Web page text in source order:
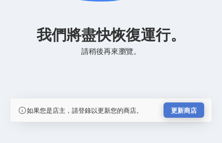
我們將盡快恢復運行。
請稍後再來瀏覽。
如果您是店主，請登錄以更新您的商店。 更新商店